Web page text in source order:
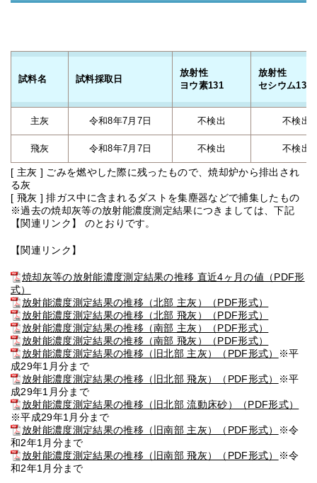
試料名 試料採取日
放射性
ヨウ素131
放射性
セシウム134
主灰 令和8年7月7日 不検出 不検出
飛灰 令和8年7月7日 不検出 不検出
[ 主灰 ] ごみを燃やした際に残ったもので、焼却炉から排出され
る灰
[ 飛灰 ] 排ガス中に含まれるダストを集塵器などで捕集したもの
※過去の焼却灰等の放射能濃度測定結果につきましては、下記
【関連リンク】 のとおりです。
【関連リンク】
焼却灰等の放射能濃度測定結果の推移 直近4ヶ月の値（PDF形
式）
放射能濃度測定結果の推移（北部 主灰）（PDF形式）
放射能濃度測定結果の推移（北部 飛灰）（PDF形式）
放射能濃度測定結果の推移（南部 主灰）（PDF形式）
放射能濃度測定結果の推移（南部 飛灰）（PDF形式）
放射能濃度測定結果の推移（旧北部 主灰）（PDF形式）
※平
成29年1月分まで
放射能濃度測定結果の推移（旧北部 飛灰）（PDF形式）
※平
成29年1月分まで
放射能濃度測定結果の推移（旧北部 流動床砂）（PDF形式）
※平成29年1月分まで
放射能濃度測定結果の推移（旧南部 主灰）（PDF形式）
※令
和2年1月分まで
放射能濃度測定結果の推移（旧南部 飛灰）（PDF形式）
※令
和2年1月分まで